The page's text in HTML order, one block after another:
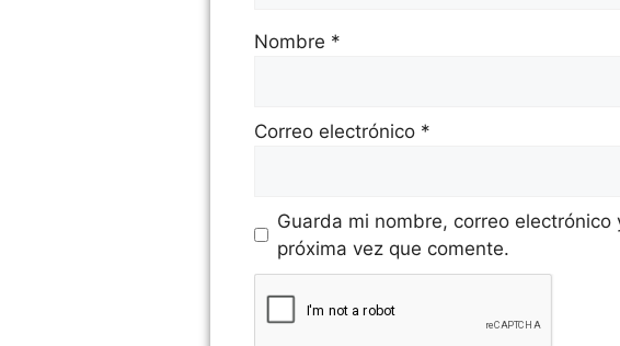
Nombre *
Correo electrónico *
Guarda mi nombre, correo
próxima vez que comente.